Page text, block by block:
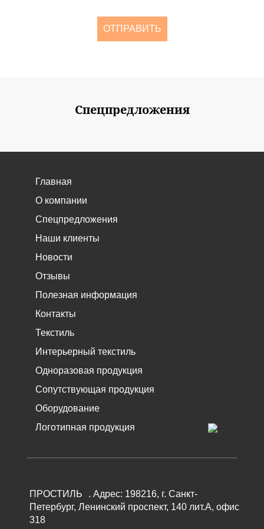
ОТПРАВИТЬ
Спецпредложения
Главная
О компании
Спецпредложения
Наши клиенты
Новости
Отзывы
Полезная информация
Контакты
Текстиль
Интерьерный текстиль
Одноразовая продукция
Сопутствующая продукция
Оборудование
Логотипная продукция
ПРОСТИЛЬ . Адрес: 198216, г. Санкт-
Петербург, Ленинский проспект, 140 лит.А, офис
318